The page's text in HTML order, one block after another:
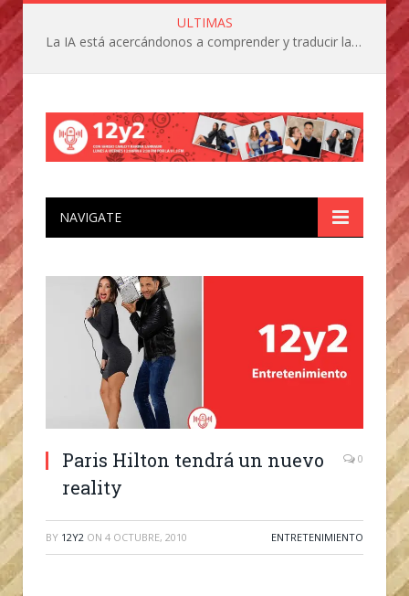
ULTIMAS
La IA está acercándonos a comprender y traducir las vocalizaciones y comportamientos de nuestras mascotas
NAVIGATE
Paris Hilton tendrá un nuevo
reality
0
BY 12Y2 ON 4 OCTUBRE, 2010 ENTRETENIMIENTO